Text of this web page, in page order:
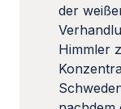
der
Himmler